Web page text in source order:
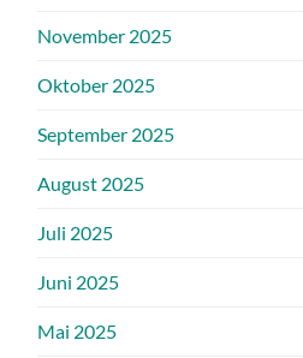
November 2025
Oktober 2025
September 2025
August 2025
Juli 2025
Juni 2025
Mai 2025